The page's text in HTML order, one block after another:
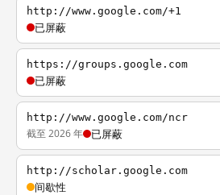
http://www.google.com/+1
已屏蔽
https://groups.google.com
已屏蔽
http://www.google.com/ncr
截至 2026 年 已屏蔽
http://scholar.google.com
间歇性